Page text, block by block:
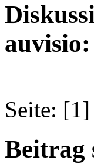
auvisio:
Seite: [1]
Beitrag